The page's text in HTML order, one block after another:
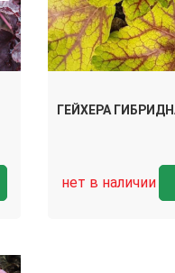
ГЕЙХЕРА
нет в наличии